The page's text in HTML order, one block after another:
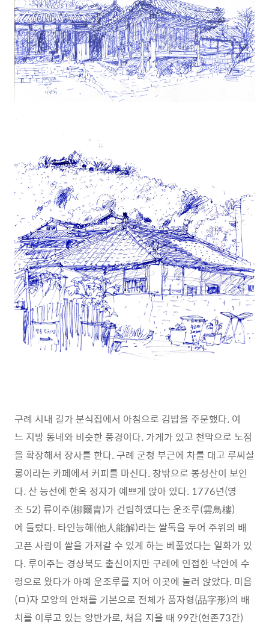
구례 시내 길가 분식집에서 아침으로 김밥을 주문했다. 여
느 지방 동네와 비슷한 풍경이다. 가게가 있고 천막으로 노점
을 확장해서 장사를 한다. 구례 군청 부근에 차를 대고 루씨살
롱이라는 카페에서 커피를 마신다. 창밖으로 봉성산이 보인
다. 산 능선에 한옥 정자가 예쁘게 앉아 있다. 1776년(영
조 52) 류이주(柳爾胄)가 건립하였다는 운조루(雲鳥樓)
에 들렀다. 타인능해(他人能解)라는 쌀독을 두어 주위의 배
고픈 사람이 쌀을 가져갈 수 있게 하는 베풀었다는 일화가 있
다. 루이주는 경상북도 출신이지만 구례에 인접한 낙안에 수
령으로 왔다가 아예 운조루를 지어 이곳에 눌러 앉았다. 미음
(ㅁ)자 모양의 안채를 기본으로 전체가 품자형(品字形)의 배
치를 이루고 있는 양반가로, 처음 지을 때 99간(현존73간)